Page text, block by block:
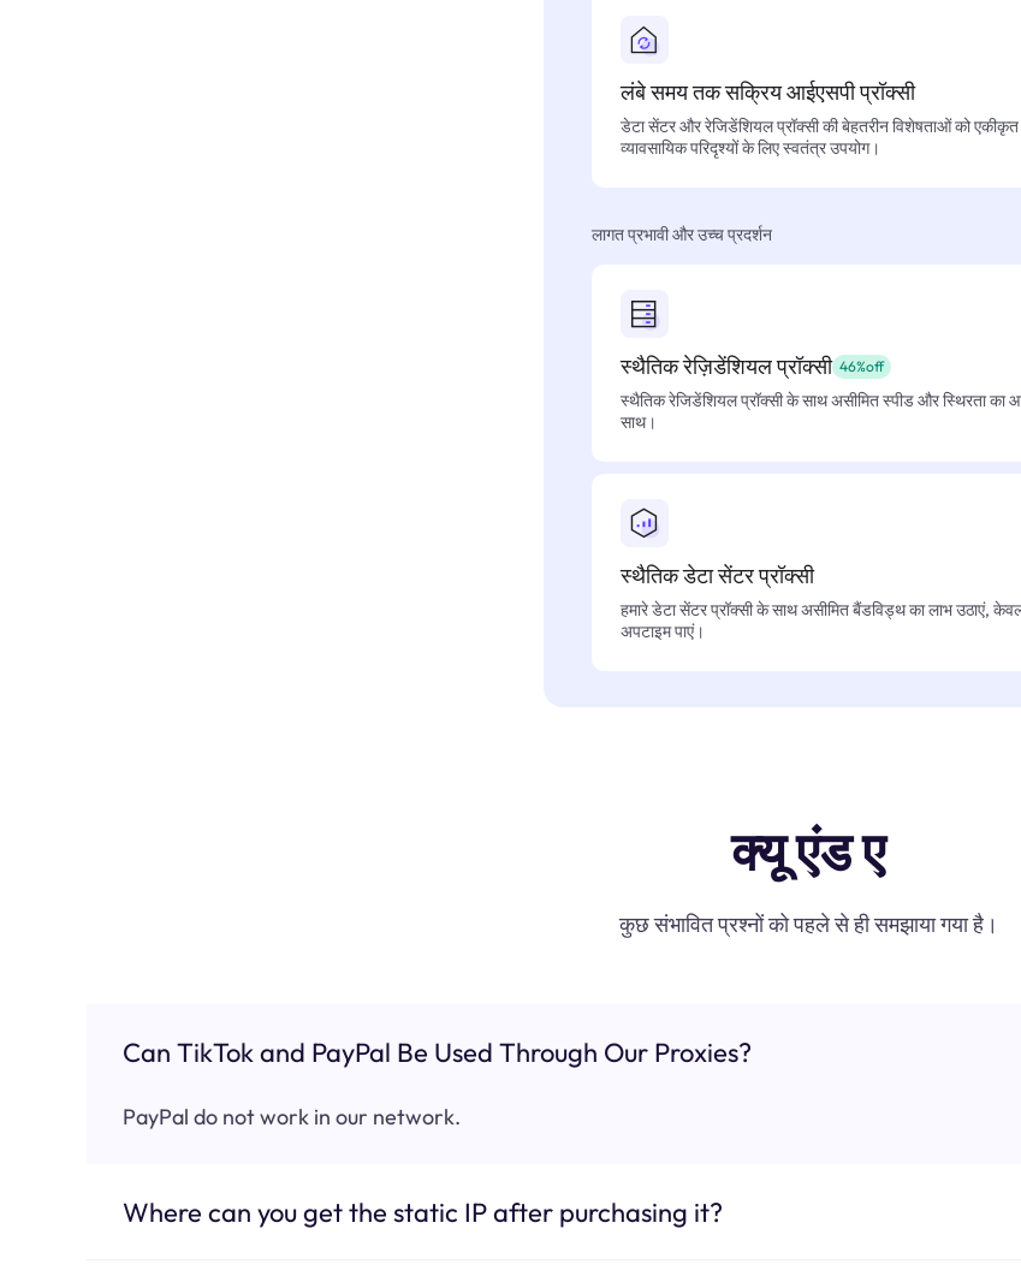
लंबे समय तक सक्रिय आईएसपी प्रॉक्सी
डेटा सेंटर और रेजिडेंशियल प्रॉक्सी की बेहतरीन विशेषताओं को
व्यावसायिक परिदृश्यों के लिए स्वतंत्र उपयोग।
लागत प्रभावी और उच्च प्रदर्शन
स्थैतिक रेज़िडेंशियल प्रॉक्सी 46%off
स्थैतिक रेजिडेंशियल प्रॉक्सी के साथ असीमित स्पीड और स्थिरता
साथ।
स्थैतिक डेटा सेंटर प्रॉक्सी
हमारे डेटा सेंटर प्रॉक्सी के साथ असीमित बैंडविड्थ का लाभ उठाएं,
अपटाइम पाएं।
क्यू एंड ए
कुछ संभावित प्रश्नों को पहले से ही समझाया गया है।
Can TikTok and PayPal Be Used Through Our Proxies?
PayPal do not work in our network.
Where can you get the static IP after purchasing it?